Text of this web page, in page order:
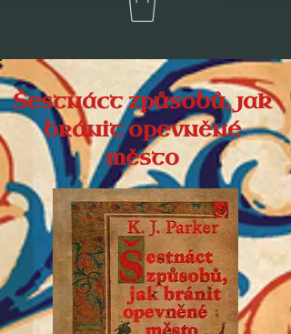
Šestnáct způsobů, jak
bránit opevněné
město